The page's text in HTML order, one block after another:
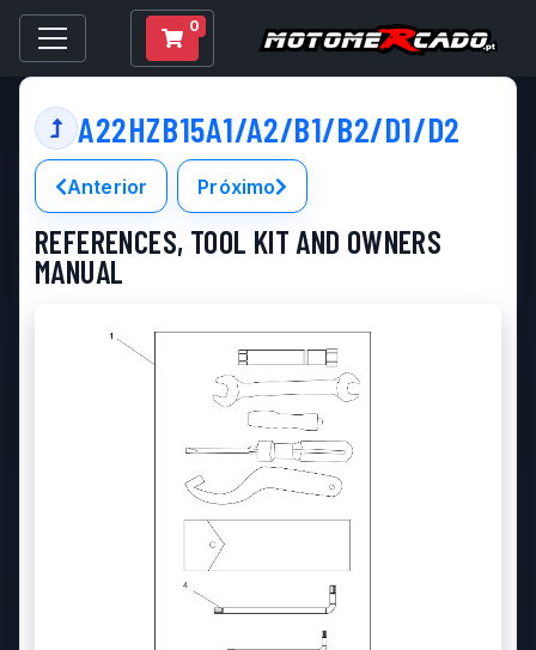
0
A22HZB15A1/A2/B1/B2/D1/D2
Anterior Próximo
REFERENCES, TOOL KIT AND OWNERS
MANUAL